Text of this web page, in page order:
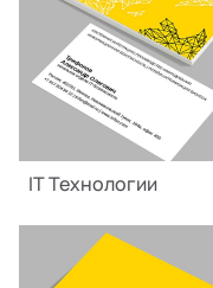
IT Технологии